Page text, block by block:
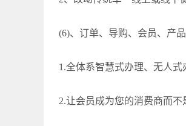
(6)、订单、导购、会员、产
1.全体系智慧式办理、无人
2.让会员成为您的消费商而不